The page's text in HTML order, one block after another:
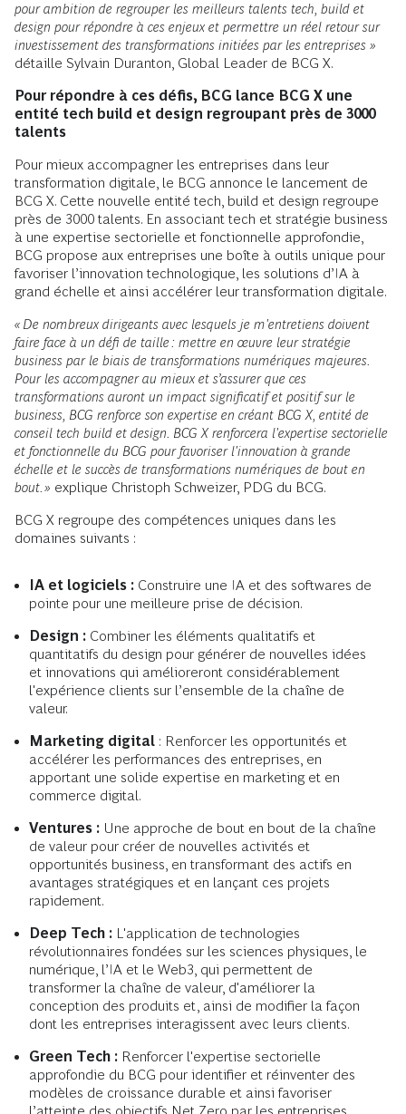
pour ambition de regrouper les meilleurs talents tech, build et
design pour répondre à ces enjeux et permettre un réel retour sur
investissement des transformations initiées par les entreprises »
détaille Sylvain Duranton, Global Leader de BCG X.
Pour répondre à ces défis, BCG lance BCG X une
entité tech build et design regroupant près de 3000
talents
Pour mieux accompagner les entreprises dans leur
transformation digitale, le BCG annonce le lancement de
BCG X. Cette nouvelle entité tech, build et design regroupe
près de 3000 talents. En associant tech et stratégie business
à une expertise sectorielle et fonctionnelle approfondie,
BCG propose aux entreprises une boîte à outils unique pour
favoriser l’innovation technologique, les solutions d’IA à
grand échelle et ainsi accélérer leur transformation digitale.
« De nombreux dirigeants avec lesquels je m'entretiens doivent
faire face à un défi de taille : mettre en œuvre leur stratégie
business par le biais de transformations numériques majeures.
Pour les accompagner au mieux et s’assurer que ces
transformations auront un impact significatif et positif sur le
business, BCG renforce son expertise en créant BCG X, entité de
conseil tech build et design. BCG X renforcera l'expertise sectorielle
et fonctionnelle du BCG pour favoriser l'innovation à grande
échelle et le succès de transformations numériques de bout en
bout. » explique Christoph Schweizer, PDG du BCG.
BCG X regroupe des compétences uniques dans les
domaines suivants :
IA et logiciels : Construire une IA et des softwares de
pointe pour une meilleure prise de décision.
Design : Combiner les éléments qualitatifs et
quantitatifs du design pour générer de nouvelles idées
et innovations qui amélioreront considérablement
l'expérience clients sur l’ensemble de la chaîne de
valeur.
Marketing digital : Renforcer les opportunités et
accélérer les performances des entreprises, en
apportant une solide expertise en marketing et en
commerce digital.
Ventures : Une approche de bout en bout de la chaîne
de valeur pour créer de nouvelles activités et
opportunités business, en transformant des actifs en
avantages stratégiques et en lançant ces projets
rapidement.
Deep Tech : L'application de technologies
révolutionnaires fondées sur les sciences physiques, le
numérique, l’IA et le Web3, qui permettent de
transformer la chaîne de valeur, d'améliorer la
conception des produits et, ainsi de modifier la façon
dont les entreprises interagissent avec leurs clients.
Green Tech : Renforcer l'expertise sectorielle
approfondie du BCG pour identifier et réinventer des
modèles de croissance durable et ainsi favoriser